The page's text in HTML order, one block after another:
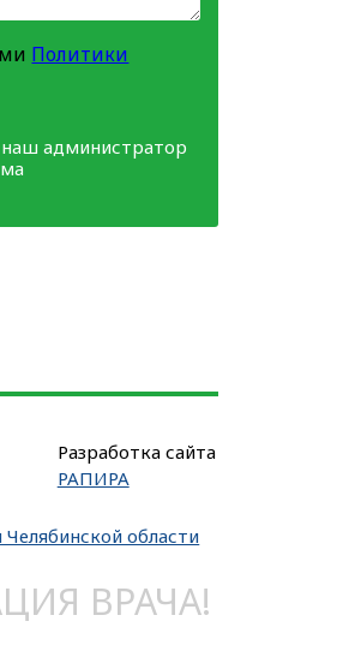
Политики
наш администратор
области
ВРАЧА!
Разработка сайта
РАПИРА